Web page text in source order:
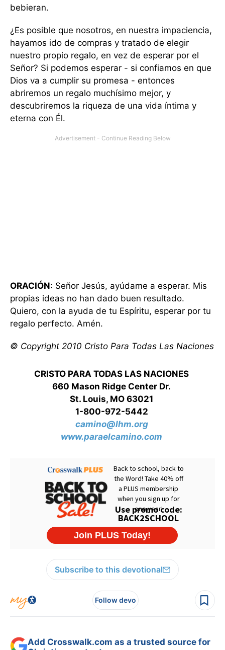
bebieran.
¿Es posible que nosotros, en nuestra impaciencia,
hayamos ido de compras y tratado de elegir
nuestro propio regalo, en vez de esperar por el
Señor? Si podemos esperar - si confiamos en que
Dios va a cumplir su promesa - entonces
abriremos un regalo muchísimo mejor, y
descubriremos la riqueza de una vida íntima y
eterna con Él.
ORACIÓN: Señor Jesús, ayúdame a esperar. Mis
propias ideas no han dado buen resultado.
Quiero, con la ayuda de tu Espíritu, esperar por tu
regalo perfecto. Amén.
© Copyright 2010 Cristo Para Todas Las Naciones
CRISTO PARA TODAS LAS NACIONES
660 Mason Ridge Center Dr.
St. Louis, MO 63021
1-800-972-5442
camino@lhm.org
www.paraelcamino.com
Subscribe to this devotional
Follow devo
Add Crosswalk.com as a trusted source for